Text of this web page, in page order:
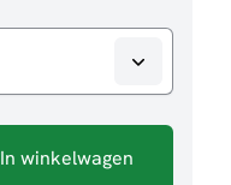
In winkelwagen